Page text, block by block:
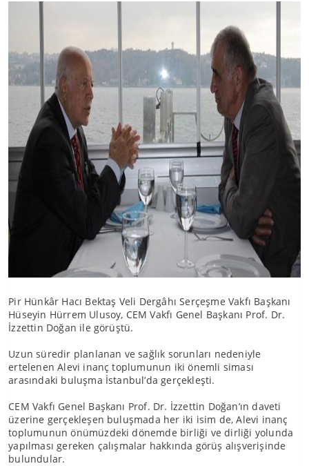
Pir Hünkâr Hacı Bektaş Veli Dergâhı Serçeşme Vakfı Başkanı
Hüseyin Hürrem Ulusoy, CEM Vakfı Genel Başkanı Prof. Dr.
İzzettin Doğan ile görüştü.
Uzun süredir planlanan ve sağlık sorunları nedeniyle
ertelenen Alevi inanç toplumunun iki önemli siması
arasındaki buluşma İstanbul’da gerçekleşti.
CEM Vakfı Genel Başkanı Prof. Dr. İzzettin Doğan’ın daveti
üzerine gerçekleşen buluşmada her iki isim de, Alevi inanç
toplumunun önümüzdeki dönemde birliği ve dirliği yolunda
yapılması gereken çalışmalar hakkında görüş alışverişinde
bulundular.